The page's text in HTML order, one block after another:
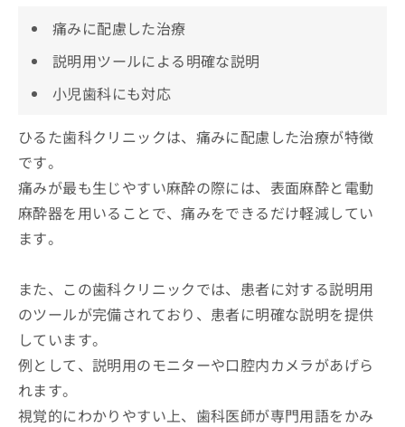
痛みに配慮した治療
説明用ツールによる明確な説明
小児歯科にも対応
ひるた歯科クリニックは、痛みに配慮した治療が特徴
です。
痛みが最も生じやすい麻酔の際には、表面麻酔と電動
麻酔器を用いることで、痛みをできるだけ軽減してい
ます。
また、この歯科クリニックでは、患者に対する説明用
のツールが完備されており、患者に明確な説明を提供
しています。
例として、説明用のモニターや口腔内カメラがあげら
れます。
視覚的にわかりやすい上、歯科医師が専門用語をかみ